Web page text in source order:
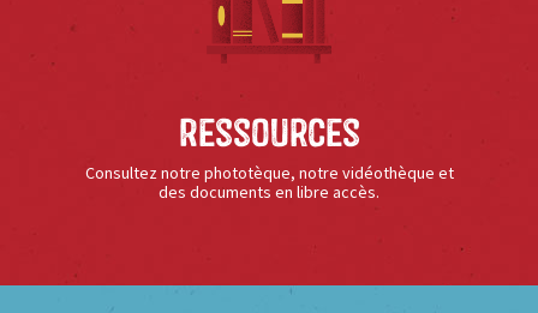
Ressources
Consultez notre phototèque, notre vidéothèque et
des documents en libre accès.